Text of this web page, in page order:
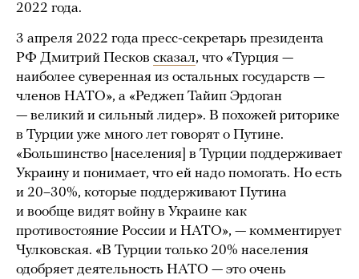
2022 года.
3 апреля 2022 года пресс-секретарь президента
РФ Дмитрий Песков сказал, что «Турция —
наиболее суверенная из остальных государств —
членов НАТО», а «Реджеп Тайип Эрдоган
— великий и сильный лидер». В похожей риторике
в Турции уже много лет говорят о Путине.
«Большинство [населения] в Турции поддерживает
Украину и понимает, что ей надо помогать. Но есть
и 20–30%, которые поддерживают Путина
и вообще видят войну в Украине как
противостояние России и НАТО», — комментирует
Чулковская. «В Турции только 20% населения
одобряет деятельность НАТО — это очень